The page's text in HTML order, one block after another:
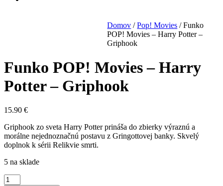
Domov / Pop! Movies /Funko
POP! Movies – Harry Potter –
Griphook
Funko POP! Movies – Harry
Potter – Griphook
15.90 €
Griphook zo sveta Harry Potter prináša do zbierky výraznú a
morálne nejednoznačnú postavu z Gringottovej banky. Skvelý
doplnok k sérii Relikvie smrti.
5 na sklade
množstvo